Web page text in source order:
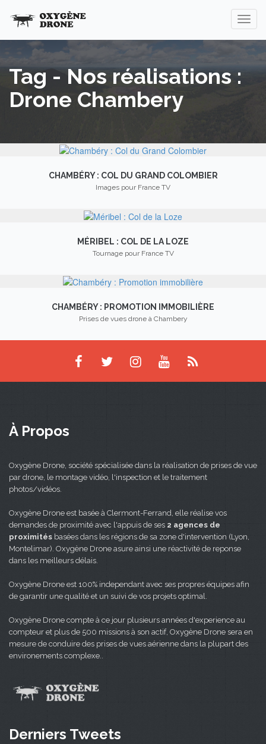
Tag - Nos réalisations :
Drone Chambery
CHAMBÉRY : COL DU GRAND COLOMBIER
Images pour France TV
MÉRIBEL : COL DE LA LOZE
Tournage pour France TV
CHAMBÉRY : PROMOTION IMMOBILIÈRE
Prises de vues drone à Chambery
À Propos
Oxygène Drone, société spécialisée dans la réalisation de prises de vue
par drone, le montage vidéo, l'inspection et le traitement
photos/vidéos.
Oxygène Drone est basée à Clermont-Ferrand, elle réalise vos
demandes de proximité avec l'appuis de ses 2 agences de
proximités basées dans les régions de sa zone d'intervention (Lyon,
Montelimar). Oxygène Drone asure ainsi une réactivité de reponse
dans les meilleurs délais.
Oxygène Drone est 100% independant avec ses propres équipes afin
de garantir une qualité et un suivi de vos projets optimal.
Oxygène Drone compte à ce jour plusieurs années d'experience au
compteur et plus de 500 missions à son actif, Oxygène Drone sera en
mesure de conduire des prises de vues aérienne dans la plupart des
environements complexe..
Derniers Tweets